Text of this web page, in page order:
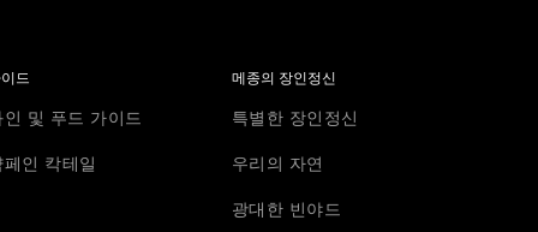
드
인 및 푸드 가이드
페인 칵테일
메종의 장인정신
특별한 장인정신
우리의 자연
광대한 빈야드